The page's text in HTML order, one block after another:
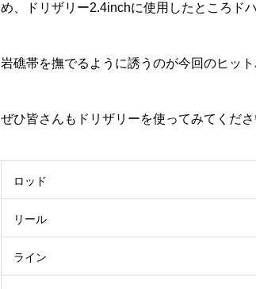
め、ドリザリー2.4inchに使用したところド
岩礁帯を撫でるように誘うのが今回のヒット
ぜひ皆さんもドリザリーを使ってみてくださ
ロッド
リール
ライン